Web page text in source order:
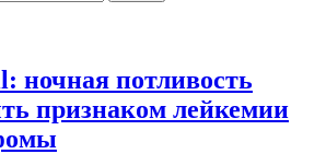
ночная потливость
признаком лейкемии